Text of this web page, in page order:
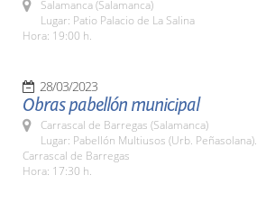
Salamanca (Salamanca)
Lugar: Patio Palacio de La Salina
Hora: 19:00 h.
28/03/2023
Obras pabellón municipal
Carrascal de Barregas (Salamanca)
Lugar: Pabellón Multiusos (Urb. Peñasolana).
Carrascal de Barregas
Hora: 17:30 h.